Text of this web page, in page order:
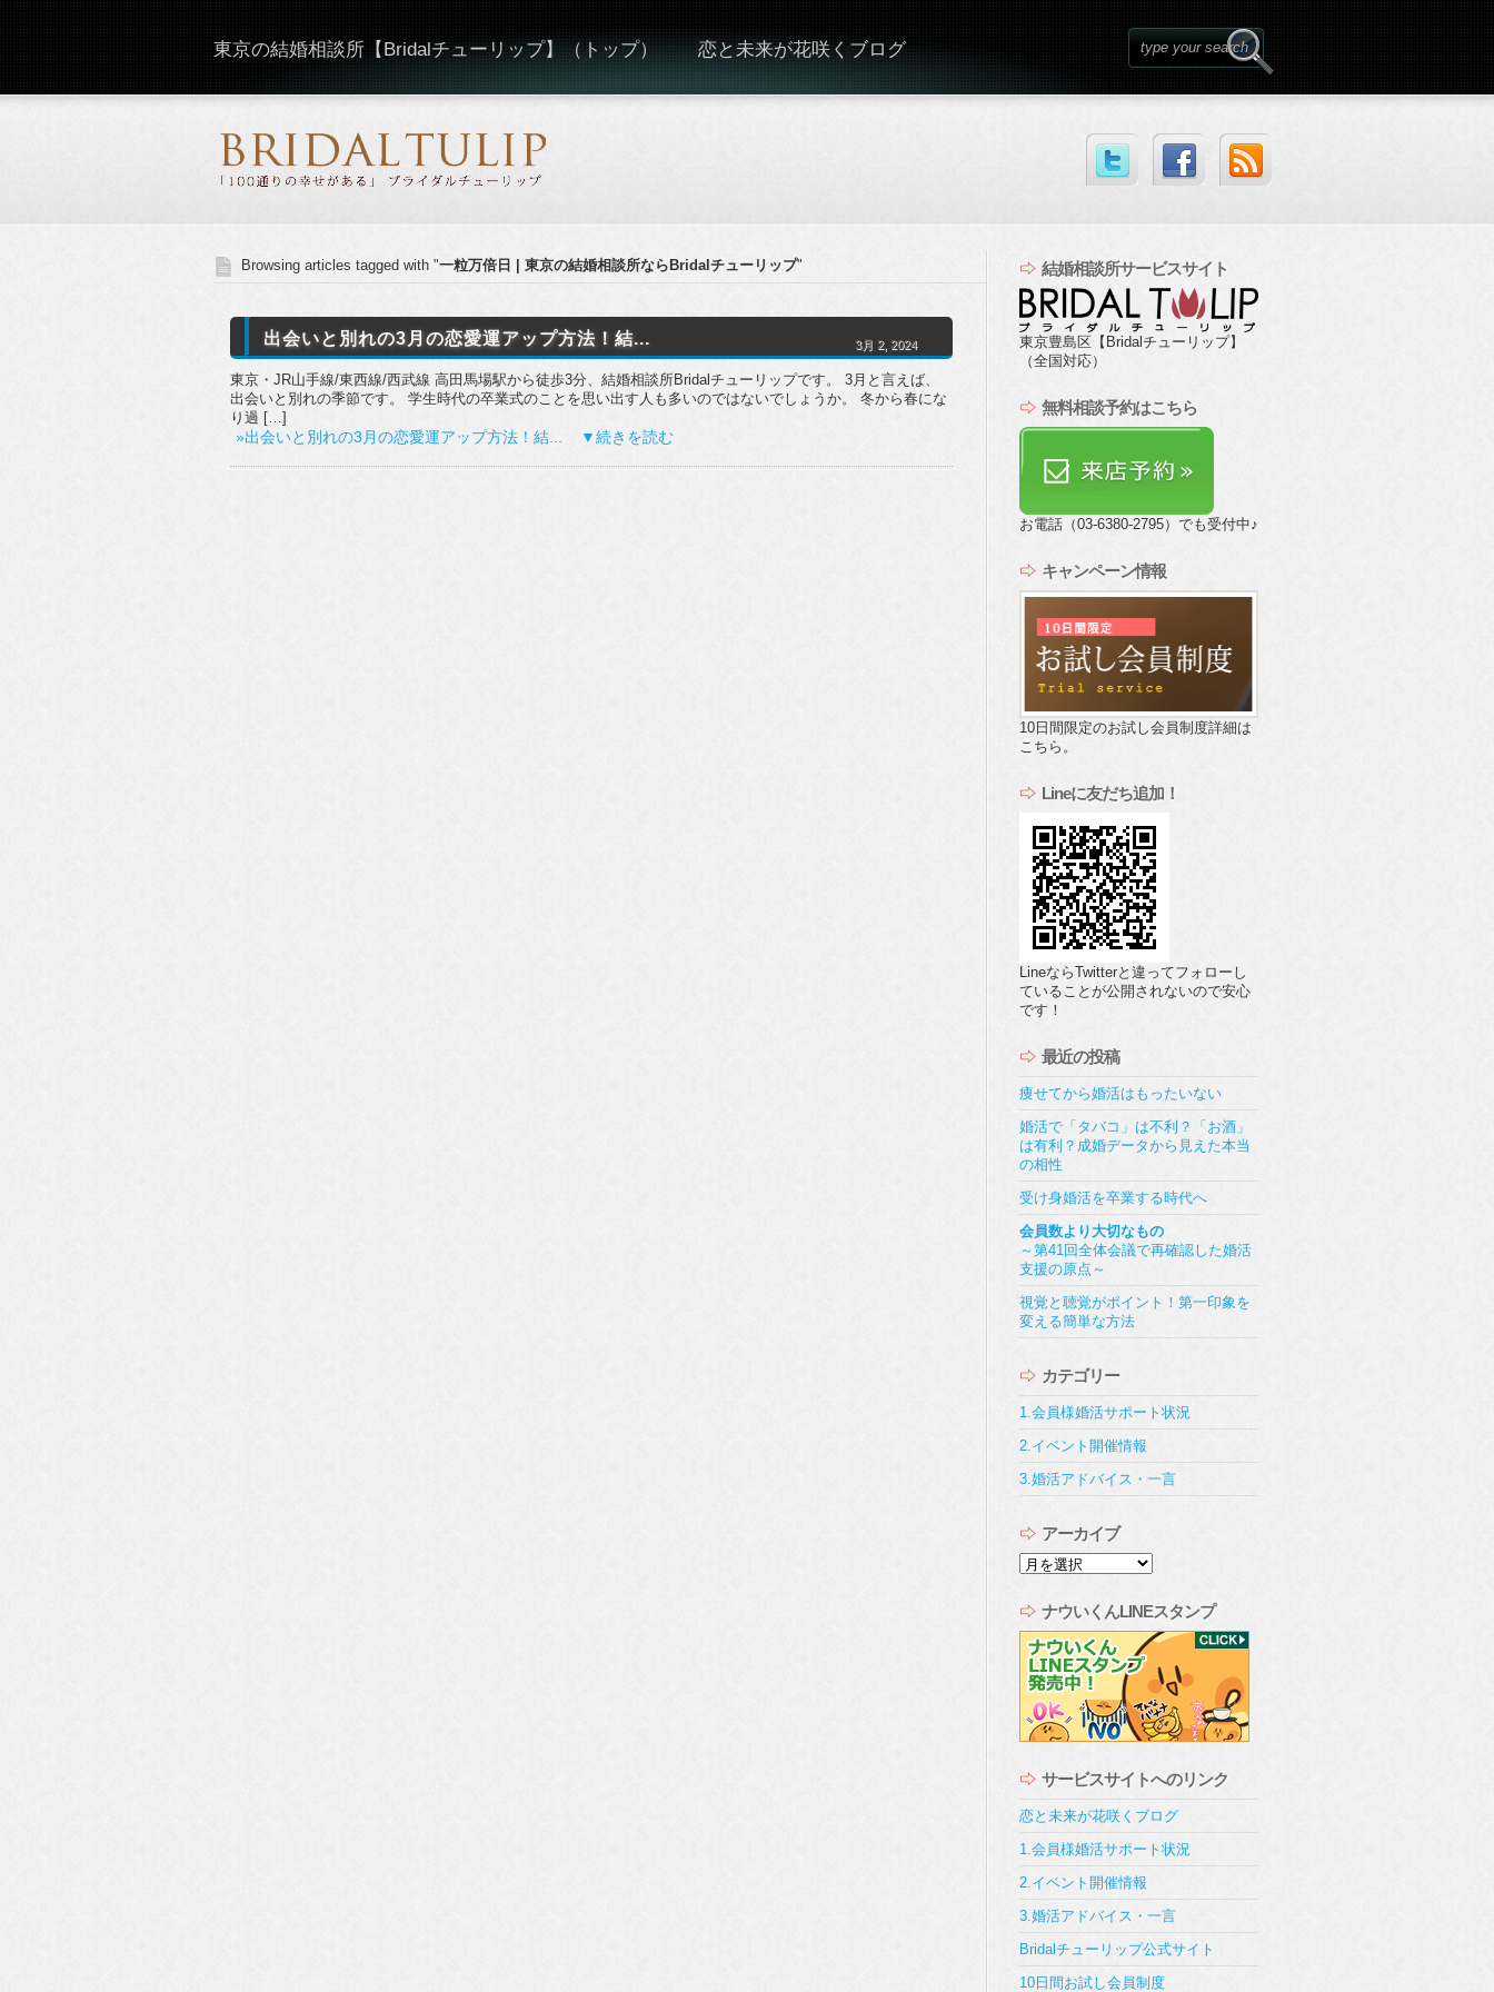
東京の結婚相談所【Bridalチューリップ】（トップ） 恋と未来が花咲くブログ
Browsing articles tagged with "一粒万倍日 | 東京の結婚相談所ならBridalチューリップ"
出会いと別れの3月の恋愛運アップ方法！結... 3月 2, 2024
東京・JR山手線/東西線/西武線 高田馬場駅から徒歩3分、結婚相談所Bridalチューリップです。 3月と言えば、
出会いと別れの季節です。 学生時代の卒業式のことを思い出す人も多いのではないでしょうか。 冬から春にな
り過 […]
»出会いと別れの3月の恋愛運アップ方法！結... ▼続きを読む
結婚相談所サービスサイト
東京豊島区【Bridalチューリップ】
（全国対応）
無料相談予約はこちら
お電話（03-6380-2795）でも受付中♪
キャンペーン情報
10日間限定のお試し会員制度詳細は
こちら。
Lineに友だち追加！
LineならTwitterと違ってフォローし
ていることが公開されないので安心
です！
最近の投稿
痩せてから婚活はもったいない
婚活で「タバコ」は不利？「お酒」
は有利？成婚データから見えた本当
の相性
受け身婚活を卒業する時代へ
会員数より大切なもの
～第41回全体会議で再確認した婚活
支援の原点～
視覚と聴覚がポイント！第一印象を
変える簡単な方法
カテゴリー
1.会員様婚活サポート状況
2.イベント開催情報
3.婚活アドバイス・一言
アーカイブ
ア
イ
ブ
ナウいくんLINEスタンプ
サービスサイトへのリンク
恋と未来が花咲くブログ
1.会員様婚活サポート状況
2.イベント開催情報
3.婚活アドバイス・一言
Bridalチューリップ公式サイト
10日間お試し会員制度